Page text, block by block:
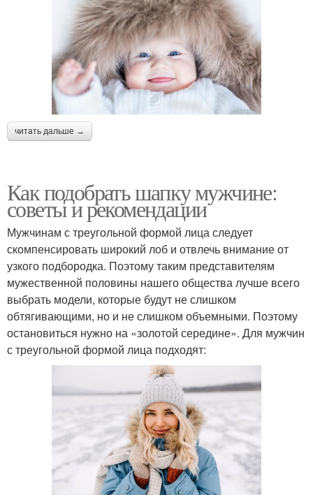
читать дальше →
Как подобрать шапку мужчине:
советы и рекомендации
Мужчинам с треугольной формой лица следует
скомпенсировать широкий лоб и отвлечь внимание от
узкого подбородка. Поэтому таким представителям
мужественной половины нашего общества лучше всего
выбрать модели, которые будут не слишком
обтягивающими, но и не слишком объемными. Поэтому
остановиться нужно на «золотой середине». Для мужчин
с треугольной формой лица подходят: